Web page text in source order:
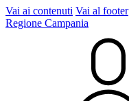
Vai ai contenuti Vai al footer
Regione Campania